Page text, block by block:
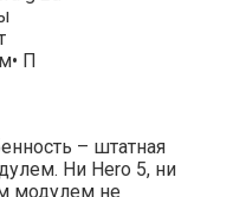
П
– штатная
Ни Hero 5, ни
модулем не